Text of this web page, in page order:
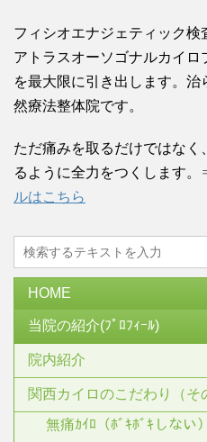
フィシオエナジェティック検
アトラスオーソゴナルカイ
を最大限に引き出します。
然療法整体院です。
ただ痛みを取るだけではな
るように全力をつくします
ルはこちら
HOME
当院の紹介(ﾌﾟﾛﾌｨｰﾙ)
院内紹介
関西カイロのこだわり（そ
無痛ｶｲﾛ（ﾎﾞｷﾎﾞｷしない）